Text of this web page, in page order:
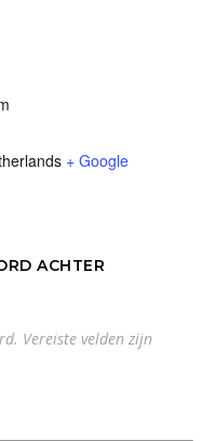
+ Google
ACHTER
Vereiste velden zijn